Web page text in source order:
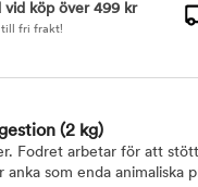
köp över 499 kr
till fri frakt!
(2 kg)
Fodret arbetar för att
som enda animaliska